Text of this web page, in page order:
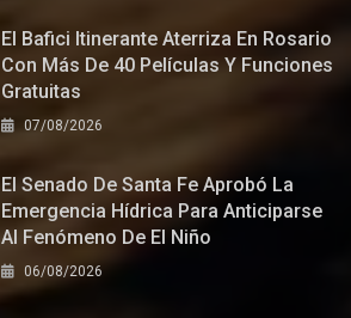
El Bafici Itinerante Aterriza En Rosario
Con Más De 40 Películas Y Funciones
Gratuitas
07/08/2026
El Senado De Santa Fe Aprobó La
Emergencia Hídrica Para Anticiparse
Al Fenómeno De El Niño
06/08/2026